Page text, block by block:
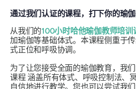
通过我们认证的课程，打下你的瑜
从我们的100小时哈他瑜伽教师培训
加瑜伽等基础体式。本课程侧重于
式正位和呼吸协调。
为了让您接受全面的瑜伽教育，我
课程 涵盖所有体式、呼吸控制法、
自信地进行教学。您也可以尝试我